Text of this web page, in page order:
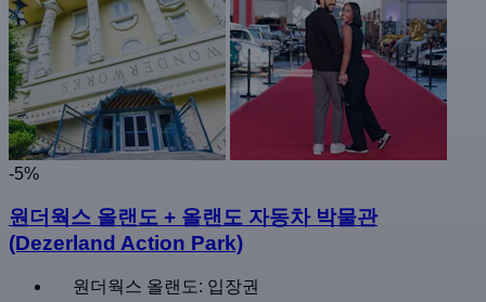
-5%
원더웍스 올랜도 + 올랜도 자동차 박물관
(Dezerland Action Park)
원더웍스 올랜도: 입장권